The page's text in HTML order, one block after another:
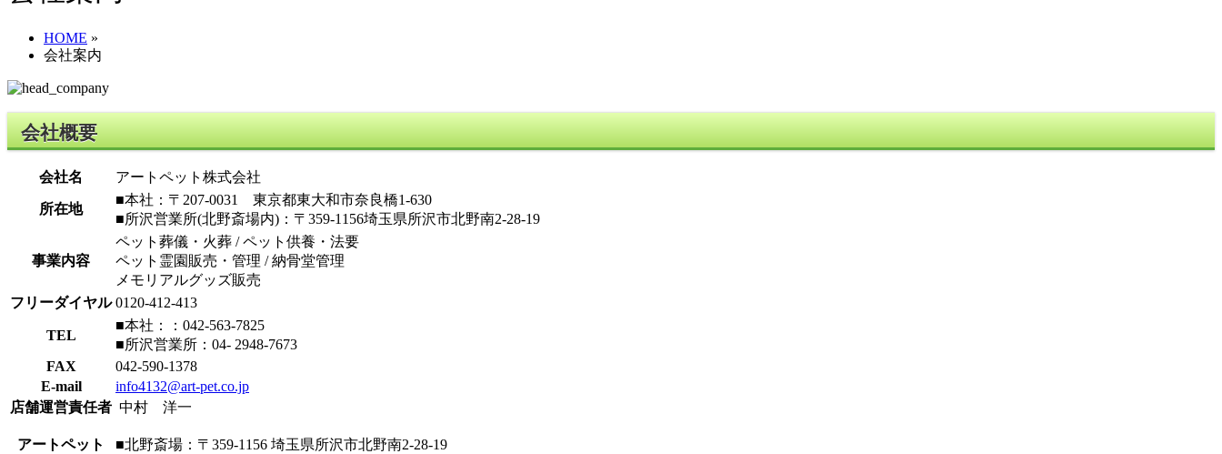
HOME »
会社案内
会社概要
会社名 アートペット株式会社
所在地
■本社：〒207-0031 東京都東大和市奈良橋1-630
■所沢営業所(北野斎場内)：〒359-1156埼玉県所沢市北野南2-28-19
事業内容
ペット葬儀・火葬 / ペット供養・法要
ペット霊園販売・管理 / 納骨堂管理
メモリアルグッズ販売
フリーダイヤル 0120-412-413
TEL
■本社：：042-563-7825
■所沢営業所：04- 2948-7673
FAX
042-590-1378
E-mail
info4132@art-pet.co.jp
店舗運営責任者 中村 洋一
アートペット
■北野斎場：〒359-1156 埼玉県所沢市北野南2-28-19